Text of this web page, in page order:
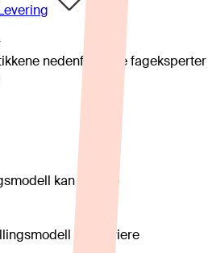
nedenfor. Våre fageksperter
kan variere
kan variere